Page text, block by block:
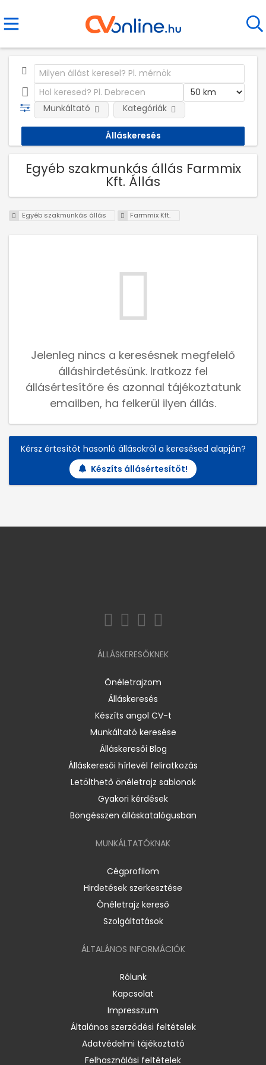
Munkáltató Kategóriák
Egyéb szakmunkás állás Farmmix
Kft. Állás
Egyéb szakmunkás állás Farmmix Kft.
Jelenleg nincs a keresésnek megfelelő
álláshirdetésünk. Iratkozz fel
állásértesítőre és azonnal tájékoztatunk
emailben, ha felkerül ilyen állás.
Kérsz értesítőt hasonló állásokról a keresésed alapján?
Készíts állásértesítőt!
ÁLLÁSKERESŐKNEK
Önéletrajzom
Álláskeresés
Készíts angol CV-t
Munkáltató keresése
Álláskeresői Blog
Álláskeresői hírlevél feliratkozás
Letölthető önéletrajz sablonok
Gyakori kérdések
Böngésszen álláskatalógusban
MUNKÁLTATÓKNAK
Cégprofilom
Hirdetések szerkesztése
Önéletrajz kereső
Szolgáltatások
ÁLTALÁNOS INFORMÁCIÓK
Rólunk
Kapcsolat
Impresszum
Általános szerződési feltételek
Adatvédelmi tájékoztató
Felhasználási feltételek